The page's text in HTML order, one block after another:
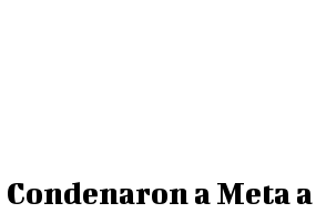
Condenaron a Meta a